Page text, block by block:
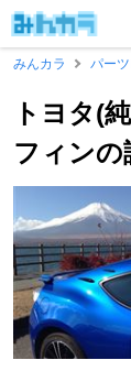
みんカラ
パー
トヨタ(
フィンの